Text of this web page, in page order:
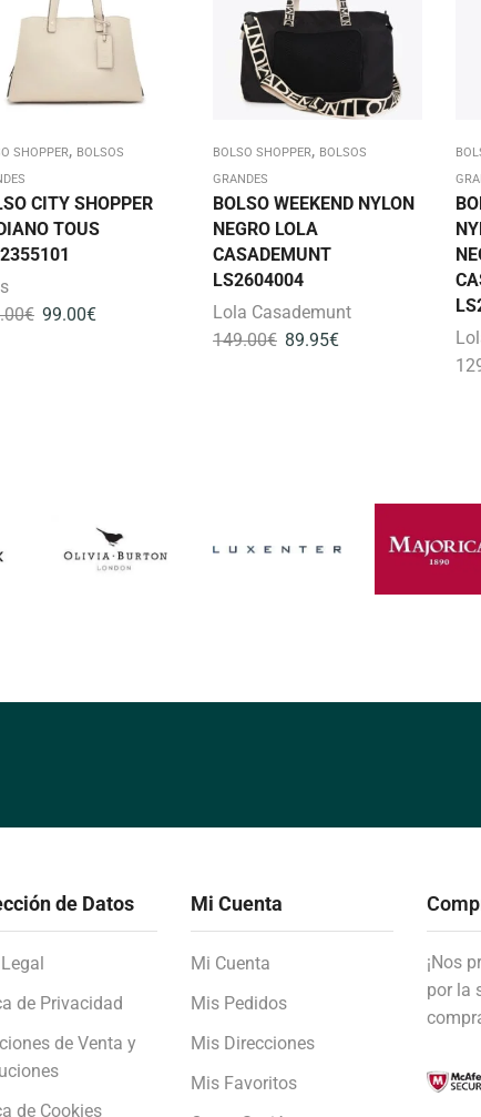
SHOPPER, BOLSOS
CITY SHOPPER
TOUS
€ 99.00€
BOLSO SHOPPER, BOLSOS
GRANDES
BOLSO WEEKEND NYLON
NEGRO LOLA
CASADEMUNT
LS2604004
Lola Casademunt
149.00€ 89.95€
de Datos
de Privacidad
de Venta y
de Cookies
Mi Cuenta
Mi Cuenta
Mis Pedidos
Mis Direcciones
Mis Favoritos
¡Nos
por la